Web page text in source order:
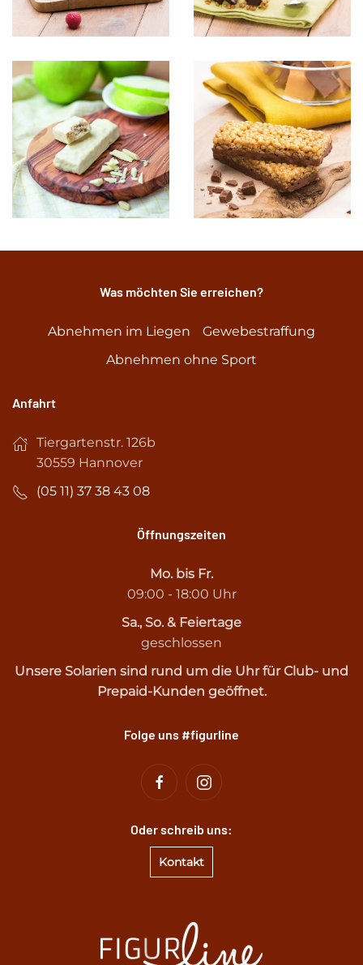
Was möchten Sie erreichen?
Abnehmen im Liegen
Gewebestraffung
Abnehmen ohne Sport
Anfahrt
Tiergartenstr. 126b
30559 Hannover
(05 11) 37 38 43 08
Öffnungszeiten
Mo. bis Fr.
09:00 - 18:00 Uhr
Sa., So. & Feiertage
geschlossen
Unsere Solarien sind rund um die Uhr für Club- und
Prepaid-Kunden geöffnet.
Folge uns #figurline
Oder schreib uns:
Kontakt